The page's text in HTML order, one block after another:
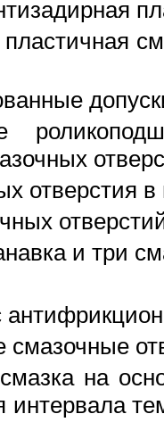
отверстия
и три
смазочные
на
интервала